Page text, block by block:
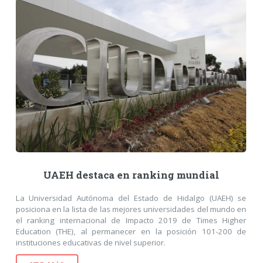
UAEH destaca en ranking mundial
La Universidad Autónoma del Estado de Hidalgo (UAEH) se
posiciona en la lista de las mejores universidades del mundo en
el ranking internacional de Impacto 2019 de Times Higher
Education (THE), al permanecer en la posición 101-200 de
instituciones educativas de nivel superior.